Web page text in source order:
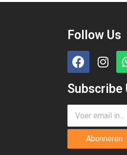
Follow Us
Subscribe
Abonneren